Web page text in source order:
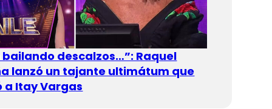
bailando descalzos…”: Raquel
lanzó un tajante ultimátum que
a Itay Vargas